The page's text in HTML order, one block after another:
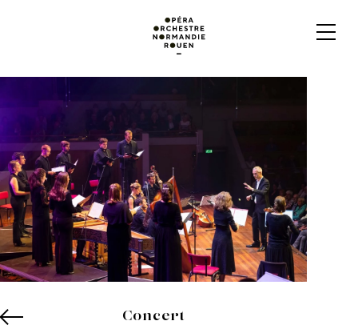
Concert